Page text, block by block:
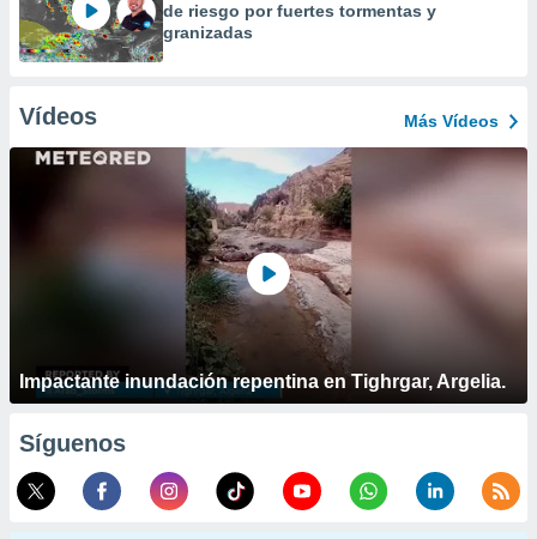
de riesgo por fuertes tormentas y
granizadas
Vídeos Más Vídeos
Impactante inundación repentina en Tighrgar, Argelia.
Síguenos